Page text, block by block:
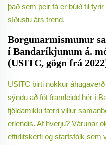
það sem þeir fá er búið til
síðustu árs trend.
Borgunarmismunur
í Bandaríkjunum á.
(USITC, gögn frá
USITC birti nokkur
sýndu að föt framleidd hér í
fjöldamiklu færri villur
erlendis. Af hverju? Várunar
eftirlitskerfi og starfsfólk sem